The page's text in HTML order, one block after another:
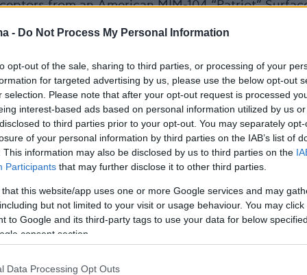
- Do Not Process My Personal Information
opt-out of the sale, sharing to third parties, or processing of your
for targeted advertising by us, please use the below opt-out
selection. Please note that after your opt-out request is processed
interest-based ads based on personal information utilized by us
to third parties prior to your opt-out. You may separately
of your personal information by third parties on the IAB’s list of
This information may also be disclosed by us to third parties on the
Participants that may further disclose it to other third parties.
that this website/app uses one or more Google services and may
but not limited to your visit or usage behaviour. You may
to Google and its third-party tags to use your data for below
consent section.
Data Processing Opt Outs
from an American MIM-104 “Patriot”
this morning over Muwaffaq Salti Air Base in
TYe3qCmGnq
(@sentdefender)June 11, 2026
US military base in Jordan with a long-range
from february showed that more than 60 US
deployed at the base, including 30 F-35 stealth
36 F-15 fighter jets.